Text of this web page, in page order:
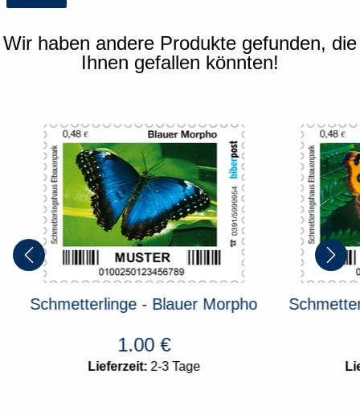
Wir haben andere Produkte gefunden, die
Ihnen gefallen könnten!
Schmetterlinge - Blauer Morpho
1.00€
Lieferzeit:2-3 Tage